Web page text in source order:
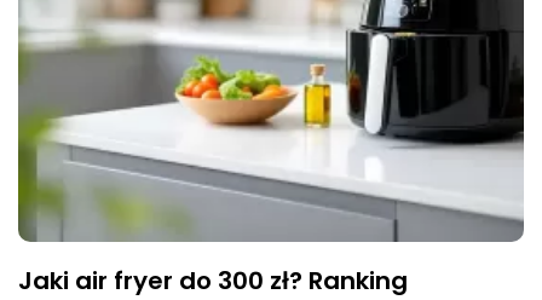
Jaki air fryer do 300 zł? Ranking